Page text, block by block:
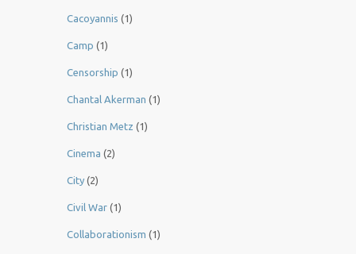
Cacoyannis (1)
Camp (1)
Censorship (1)
Chantal Akerman (1)
Christian Metz (1)
Cinema (2)
City (2)
Civil War (1)
Collaborationism (1)